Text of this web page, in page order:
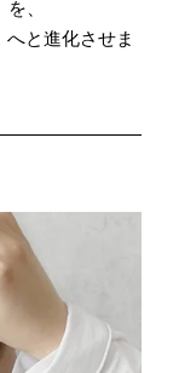
、
と進化させま